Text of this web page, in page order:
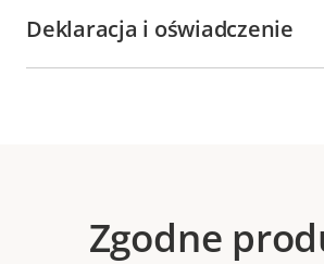
Deklaracja i oświadczenie
Zgodne